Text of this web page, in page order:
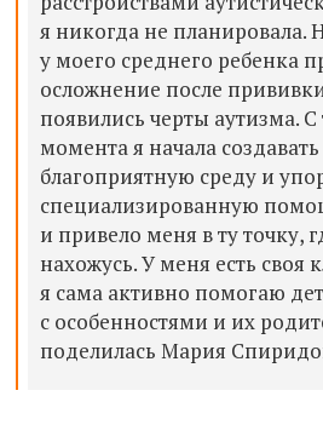
я никогда не планировала.
у моего среднего ребенка
осложнение после
появились черты аутизма. С
момента я начала
благоприятную среду и
специализированную
и привело меня в ту точку,
нахожусь. У меня есть своя
я сама активно помогаю
с особенностями и их
поделилась Мария